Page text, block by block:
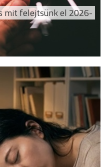
mit felejtsünk el 2026-